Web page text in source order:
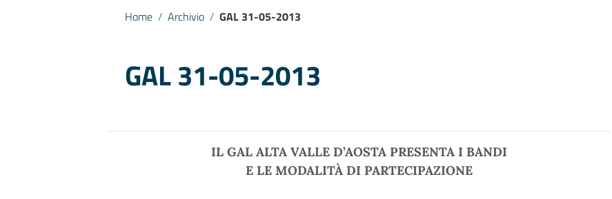
Home / Archivio / GAL 31-05-2013
GAL 31-05-2013
IL GAL ALTA VALLE D’AOSTA PRESENTA I BANDI
E LE MODALITÀ DI PARTECIPAZIONE